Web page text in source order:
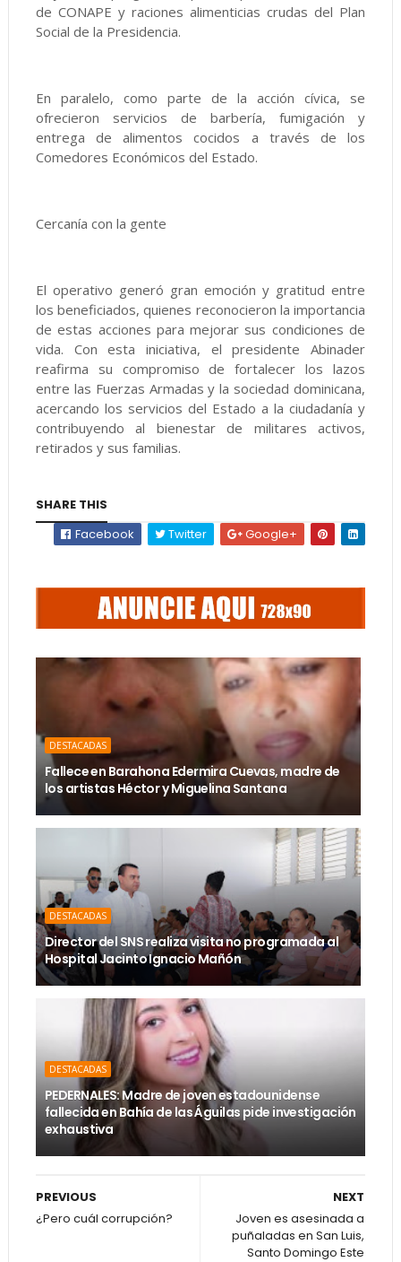
de CONAPE y raciones alimenticias crudas del Plan
Social de la Presidencia.
En paralelo, como parte de la acción cívica, se
ofrecieron servicios de barbería, fumigación y
entrega de alimentos cocidos a través de los
Comedores Económicos del Estado.
Cercanía con la gente
El operativo generó gran emoción y gratitud entre
los beneficiados, quienes reconocieron la importancia
de estas acciones para mejorar sus condiciones de
vida. Con esta iniciativa, el presidente Abinader
reafirma su compromiso de fortalecer los lazos
entre las Fuerzas Armadas y la sociedad dominicana,
acercando los servicios del Estado a la ciudadanía y
contribuyendo al bienestar de militares activos,
retirados y sus familias.
SHARE THIS
Facebook
Twitter Google+
DESTACADAS
Fallece en Barahona Edermira Cuevas, madre de
los artistas Héctor y Miguelina Santana
DESTACADAS
Director del SNS realiza visita no programada al
Hospital Jacinto Ignacio Mañón
DESTACADAS
PEDERNALES: Madre de joven estadounidense
fallecida en Bahía de las Águilas pide investigación
exhaustiva
NEXT
Joven es asesinada a
puñaladas en San Luis,
Santo Domingo Este
PREVIOUS
¿Pero cuál corrupción?